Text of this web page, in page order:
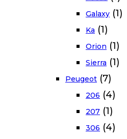
Galaxy (1)
Ka (1)
Orion (1)
Sierra (1)
Peugeot (7)
206 (4)
207 (1)
306 (4)